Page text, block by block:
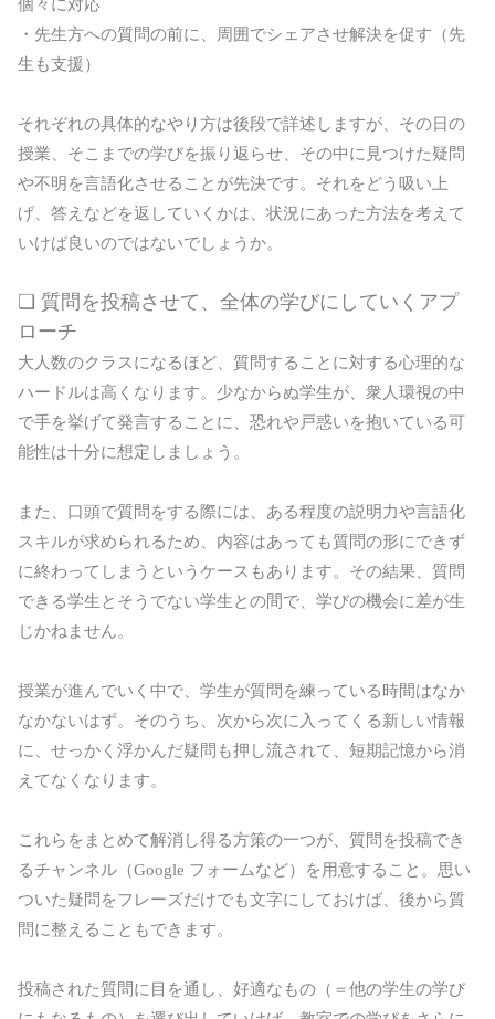
個々に対応
・先生方への質問の前に、周囲でシェアさせ解決を促す（先
生も支援）
それぞれの具体的なやり方は後段で詳述しますが、その日の
授業、そこまでの学びを振り返らせ、その中に見つけた疑問
や不明を言語化させることが先決です。それをどう吸い上
げ、答えなどを返していくかは、状況にあった方法を考えて
いけば良いのではないでしょうか。
❏ 質問を投稿させて、全体の学びにしていくアプ
ローチ
大人数のクラスになるほど、質問することに対する心理的な
ハードルは高くなります。少なからぬ学生が、衆人環視の中
で手を挙げて発言することに、恐れや戸惑いを抱いている可
能性は十分に想定しましょう。
また、口頭で質問をする際には、ある程度の説明力や言語化
スキルが求められるため、内容はあっても質問の形にできず
に終わってしまうというケースもあります。その結果、質問
できる学生とそうでない学生との間で、学びの機会に差が生
じかねません。
授業が進んでいく中で、学生が質問を練っている時間はなか
なかないはず。そのうち、次から次に入ってくる新しい情報
に、せっかく浮かんだ疑問も押し流されて、短期記憶から消
えてなくなります。
これらをまとめて解消し得る方策の一つが、質問を投稿でき
るチャンネル（Google フォームなど）を用意すること。思い
ついた疑問をフレーズだけでも文字にしておけば、後から質
問に整えることもできます。
投稿された質問に目を通し、好適なもの（＝他の学生の学び